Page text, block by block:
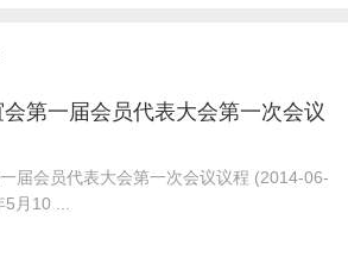
第一届会员代表大会第一次会议
届会员代表大会第一次会议议程 (2014-06-
月10 ...